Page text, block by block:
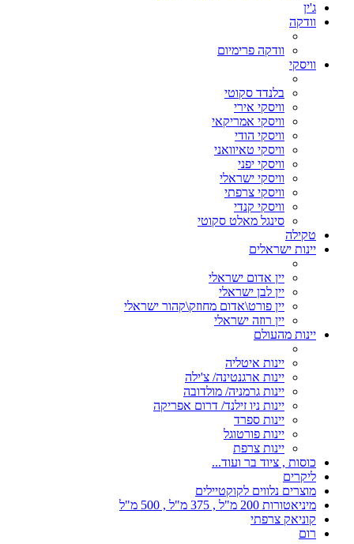
ג'ין
וודקה
וודקה פרימיום
וויסקי
בלנדד סקוטי
וויסקי אירי
וויסקי אמריקאי
וויסקי הודי
וויסקי טאיוואני
וויסקי יפני
וויסקי ישראלי
וויסקי צרפתי
וויסקי קנדי
סינגל מאלט סקוטי
טקילה
יינות ישראלים
יין אדום ישראלי
יין לבן ישראלי
יין פורט\אדום מחוזק\קהור ישראלי
יין רוזה ישראלי
יינות מהעולם
יינות איטליה
יינות ארגנטינה/ צ'ילה
יינות גרמניה/ מולדובה
יינות ניו זילנד/ דרום אפריקה
יינות ספרד
יינות פורטוגל
יינות צרפת
כוסות , ציוד בר ועוד...
ליקרים
מוצרים נלווים לקוקטיילים
מיניאטורות 200 מ"ל , 375 מ"ל , 500 מ"ל
קוניאק צרפתי
רום